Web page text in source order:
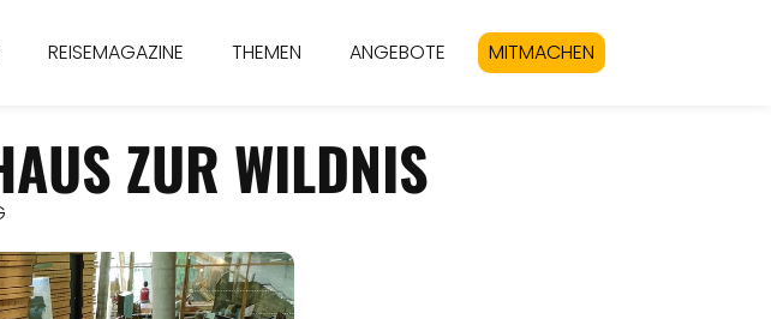
REISEMAGAZINE THEMEN ANGEBOTE MITMACHEN
ZUR WILDNIS